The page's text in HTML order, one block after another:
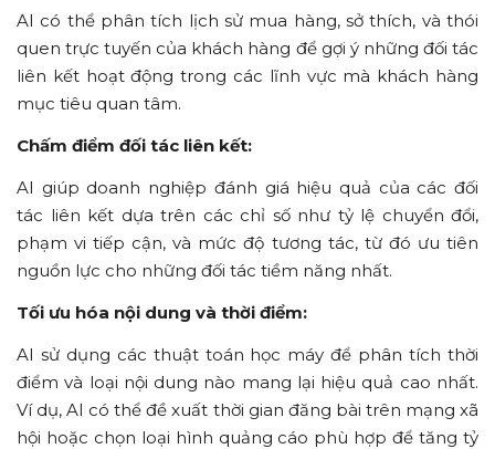
AI có thể phân tích lịch sử mua hàng, sở thích, và thói
quen trực tuyến của khách hàng để gợi ý những đối tác
liên kết hoạt động trong các lĩnh vực mà khách hàng
mục tiêu quan tâm.
Chấm điểm đối tác liên kết:
AI giúp doanh nghiệp đánh giá hiệu quả của các đối
tác liên kết dựa trên các chỉ số như tỷ lệ chuyển đổi,
phạm vi tiếp cận, và mức độ tương tác, từ đó ưu tiên
nguồn lực cho những đối tác tiềm năng nhất.
Tối ưu hóa nội dung và thời điểm:
AI sử dụng các thuật toán học máy để phân tích thời
điểm và loại nội dung nào mang lại hiệu quả cao nhất.
Ví dụ, AI có thể đề xuất thời gian đăng bài trên mạng xã
hội hoặc chọn loại hình quảng cáo phù hợp để tăng tỷ